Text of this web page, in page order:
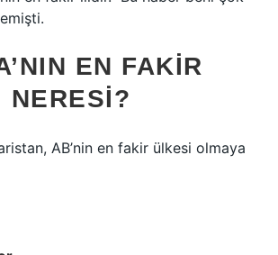
EN FAKIR
NERESI?
AB’nin en fakir ülkesi olmaya